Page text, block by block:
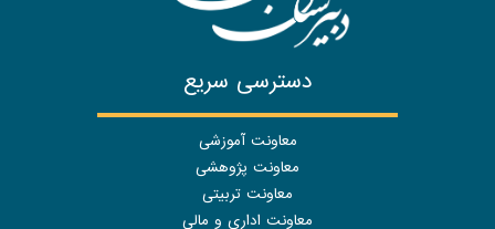
دسترسی سریع
معاونت آموزشی
معاونت پژوهشی
معاونت تربیتی
معاونت اداری و مالی